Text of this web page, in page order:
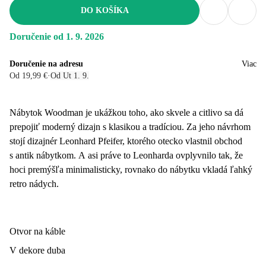
DO KOŠÍKA
Doručenie od 1. 9. 2026
Doručenie na adresu
Od 19,99 €·Od Ut 1. 9.
Viac
Nábytok Woodman je ukážkou toho, ako skvele a citlivo sa dá
prepojiť moderný dizajn s klasikou a tradíciou. Za jeho návrhom
stojí dizajnér Leonhard Pfeifer, ktorého otecko vlastnil obchod
s antik nábytkom. A asi práve to Leonharda ovplyvnilo tak, že
hoci premýšľa minimalisticky, rovnako do nábytku vkladá ľahký
retro nádych.
Otvor na káble
V dekore duba